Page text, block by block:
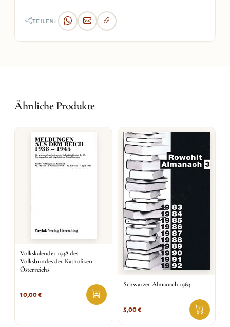
TEILEN:
Ähnliche Produkte
Volkskalender 1938 des
Volksbundes der Katholiken
Österreichs
10,00€
Schwarzer Almanach 1983
5,00€